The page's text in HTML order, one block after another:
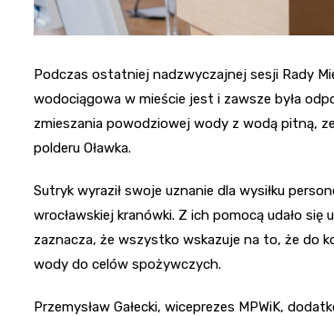
Podczas ostatniej nadzwyczajnej sesji Rady
wodociągowa w mieście jest i zawsze była
zmieszania powodziowej wody z wodą pitną,
polderu Oławka.
Sutryk wyraził swoje uznanie dla wysiłku
wrocławskiej kranówki. Z ich pomocą udało
zaznacza, że wszystko wskazuje na to, że do
wody do celów spożywczych.
Przemysław Gałecki, wiceprezes MPWiK,